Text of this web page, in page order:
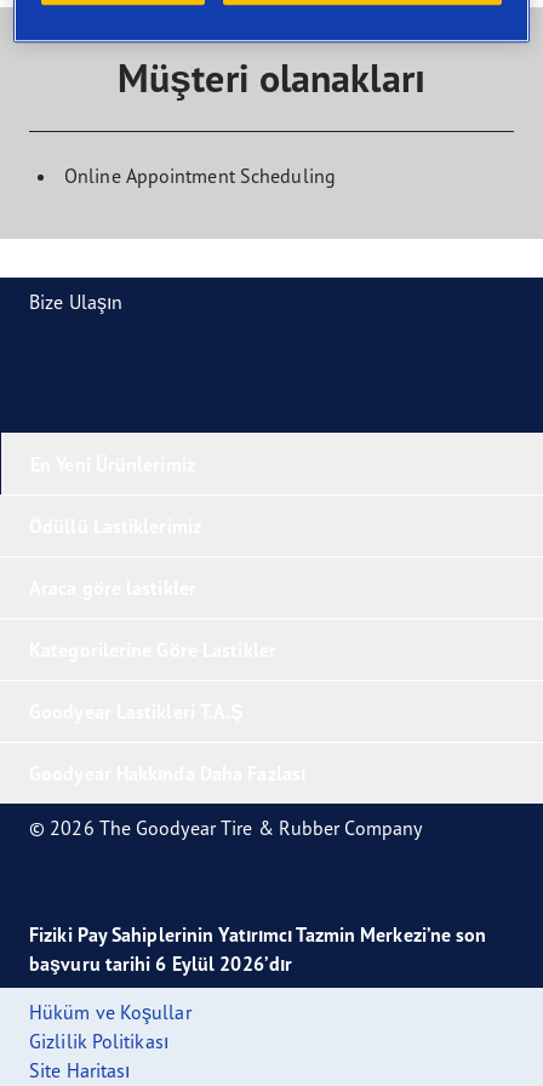
Müşteri olanakları
Online Appointment Scheduling
Bize Ulaşın
© 2026 The Goodyear Tire & Rubber Company
Fiziki Pay Sahiplerinin Yatırımcı Tazmin Merkezi’ne son
başvuru tarihi 6 Eylül 2026’dır
Hüküm ve Koşullar
Gizlilik Politikası
Site Haritası